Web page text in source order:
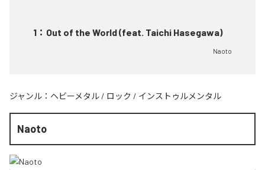
1 ： Out of the World (feat. Taichi Hasegawa)
Naoto
ジャンル： ヘビーメタル / ロック / インストゥルメンタル
Naoto